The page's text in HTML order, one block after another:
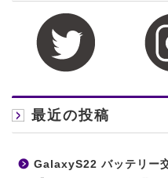
最近の投稿
GalaxyS22 バッテリー